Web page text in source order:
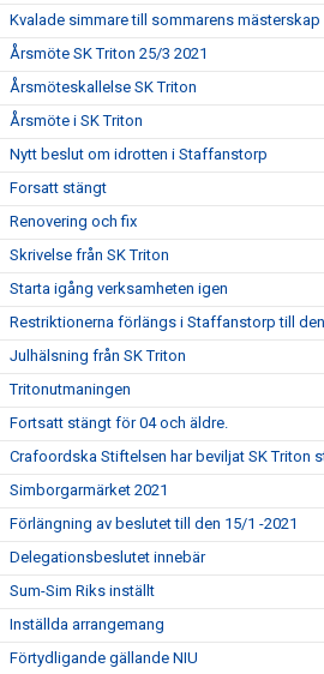
Kvalade simmare till sommarens mästerskap
Årsmöte SK Triton 25/3 2021
Årsmöteskallelse SK Triton
Årsmöte i SK Triton
Nytt beslut om idrotten i Staffanstorp
Forsatt stängt
Renovering och fix
Skrivelse från SK Triton
Starta igång verksamheten igen
Restriktionerna förlängs i Staffanstorp till
Julhälsning från SK Triton
Tritonutmaningen
Fortsatt stängt för 04 och äldre.
Crafoordska Stiftelsen har beviljat SK Triton
Simborgarmärket 2021
Förlängning av beslutet till den 15/1 -2021
Delegationsbeslutet innebär
Sum-Sim Riks inställt
Inställda arrangemang
Förtydligande gällande NIU